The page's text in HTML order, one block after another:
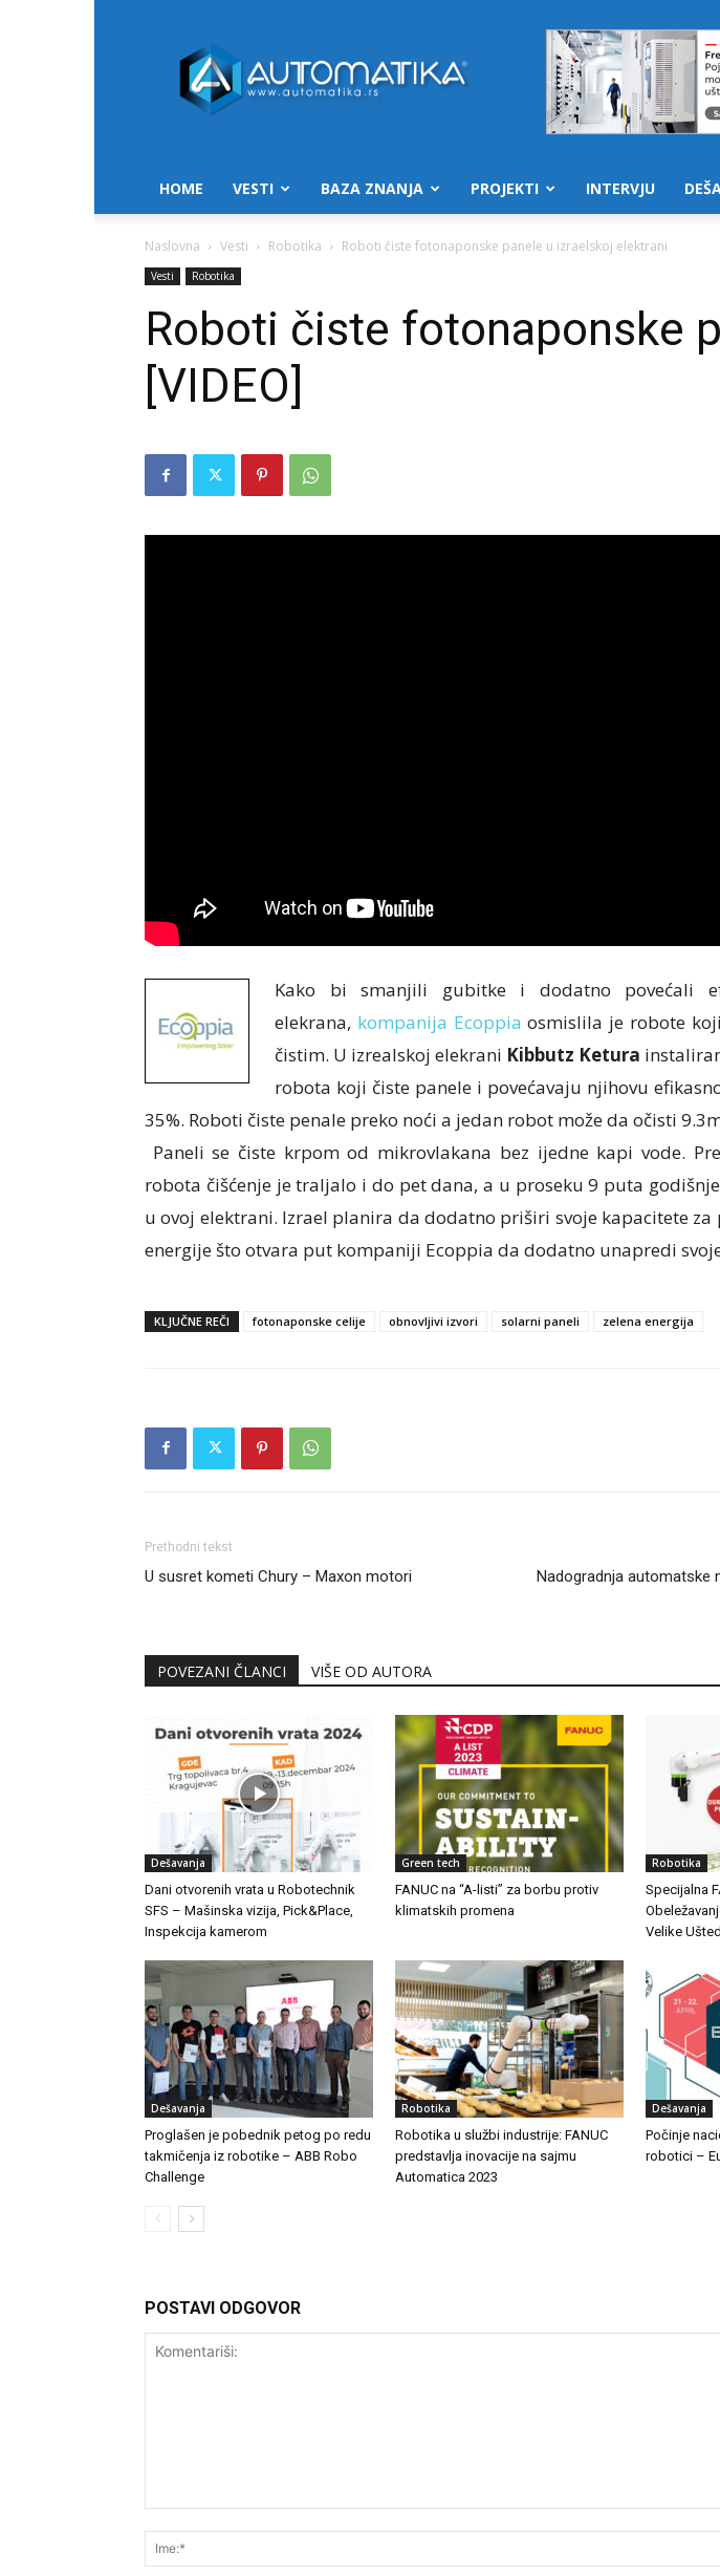
HOME VESTI BAZA ZNANJA PROJEKTI INTERVJU
Naslovna Vesti Robotika Roboti čiste fotonaponske panele u izraelskoj elektrani
Vesti Robotika
Roboti čiste fotonaponske
[VIDEO]
Kako bi smanjili gubitke i dodatno povećali
elekrana, kompanija Ecoppia osmislila je robote
čistim. U izrealskoj elekrani Kibbutz Ketura
robota koji čiste panele i povećavaju njihovu
35%. Roboti čiste penale preko noći a jedan robot može da očisti
Paneli se čiste krpom od mikrovlakana bez ijedne kapi vode.
robota čišćenje je traljalo i do pet dana, a u proseku 9 puta
u ovoj elektrani. Izrael planira da dodatno priširi svoje kapacitete za
energije što otvara put kompaniji Ecoppia da dodatno unapredi
KLJUČNE REČI fotonaponske celije obnovljivi izvori solarni paneli zelena energija
Prethodni tekst
U susret kometi Chury – Maxon motori
Nadogradnja automatske
POVEZANI ČLANCI VIŠE OD AUTORA
Dešavanja
Dani otvorenih vrata u Robotechnik
SFS – Mašinska vizija, Pick&Place,
Inspekcija kamerom
Green tech
FANUC na “A-listi” za borbu protiv
klimatskih promena
Robotika
Specijalna
Velike
Dešavanja
Proglašen je pobednik petog po redu
takmičenja iz robotike – ABB Robo
Challenge
Robotika
Robotika u službi industrije: FANUC
predstavlja inovacije na sajmu
Automatica 2023
Dešavanja
Počinje
robotici –
POSTAVI ODGOVOR